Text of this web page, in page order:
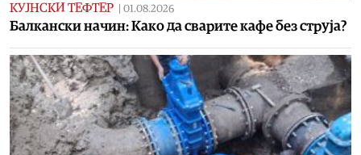
КУЈНСКИ ТЕФТЕР | 01.08.2026
Балкански начин: Како да сварите кафе без струја?